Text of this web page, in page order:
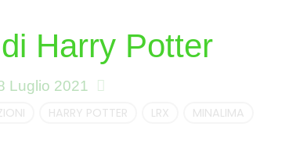
Harry Potter
Luglio 2021
HARRY POTTER LRX MINALIMA